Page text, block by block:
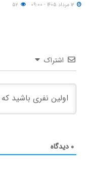
اشتراک
۰ دیدگاه